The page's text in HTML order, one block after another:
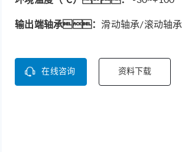
输出端轴承： 滑动轴承/滚动轴承
在线咨询 资料下载